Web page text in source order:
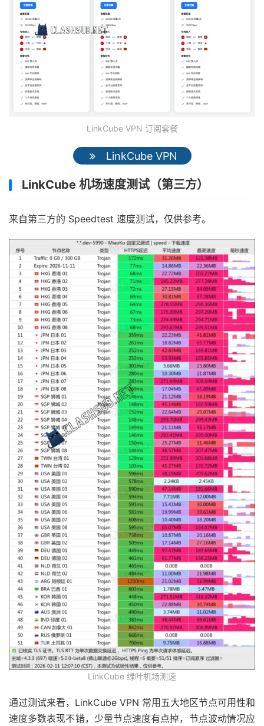
LinkCube VPN 订阅套餐
LinkCube VPN
LinkCube 机场速度测试（第三方）
来自第三方的 Speedtest 速度测试，仅供参考。
LinkCube 绿叶机场测速
通过测试来看，LinkCube VPN 常用五大地区节点可用性和
速度多数表现不错，少量节点速度有点掉，节点波动情况应